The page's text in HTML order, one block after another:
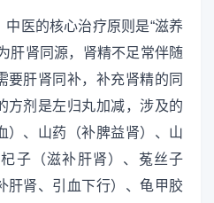
医的核心治疗原则是“滋养
肝肾同源，肾精不足常伴随
要肝肾同补，补充肾精的同
方剂是左归丸加减，涉及的
）、山药（补脾益肾）、山
子（滋补肝肾）、菟丝子
肝肾、引血下行）、龟甲胶